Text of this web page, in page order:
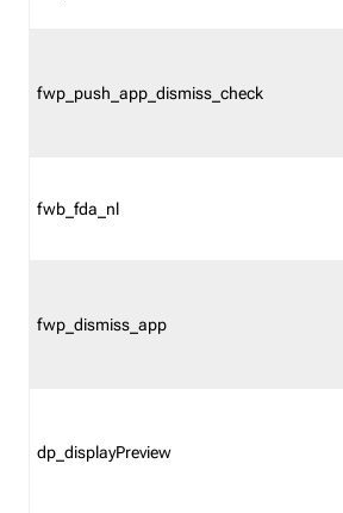
fwp_push_app_dismiss_check
fwb_fda_nl
fwp_dismiss_app
dp_displayPreview